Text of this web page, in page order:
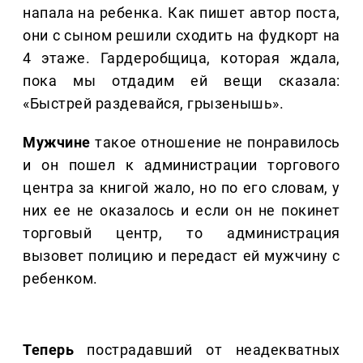
напала на ребенка. Как пишет автор поста,
они с сыном решили сходить на фудкорт на
4 этаже. Гардеробщица, которая ждала,
пока мы отдадим ей вещи сказала:
«Быстрей раздевайся, грызенышь».
Мужчине такое отношение не понравилось
и он пошел к администрации торгового
центра за книгой жало, но по его словам, у
них ее не оказалось и если он не покинет
торговый центр, то администрация
вызовет полицию и передаст ей мужчину с
ребенком.
Теперь пострадавший от неадекватных